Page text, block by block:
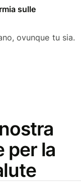
sulle
ovunque tu sia.
per la